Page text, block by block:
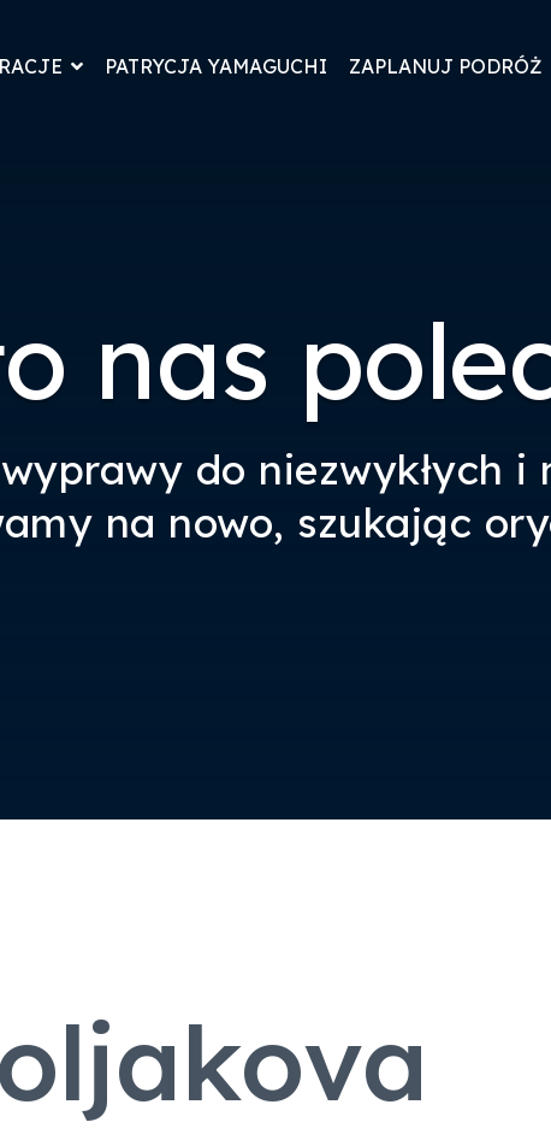
PATRYCJA YAMAGUCHI ZAPLANUJ PODRÓŻ
nas
do niezwykłych i
na nowo, szukając